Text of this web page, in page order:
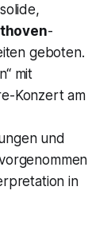
-
geboten.
mit
Konzert am
und
in